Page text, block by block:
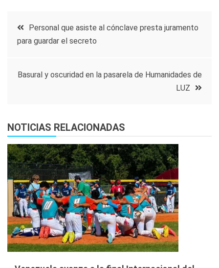
Navegación
de
entradas
Personal que asiste al cónclave presta juramento
para guardar el secreto
Basural y oscuridad en la pasarela de Humanidades de
LUZ
NOTICIAS RELACIONADAS